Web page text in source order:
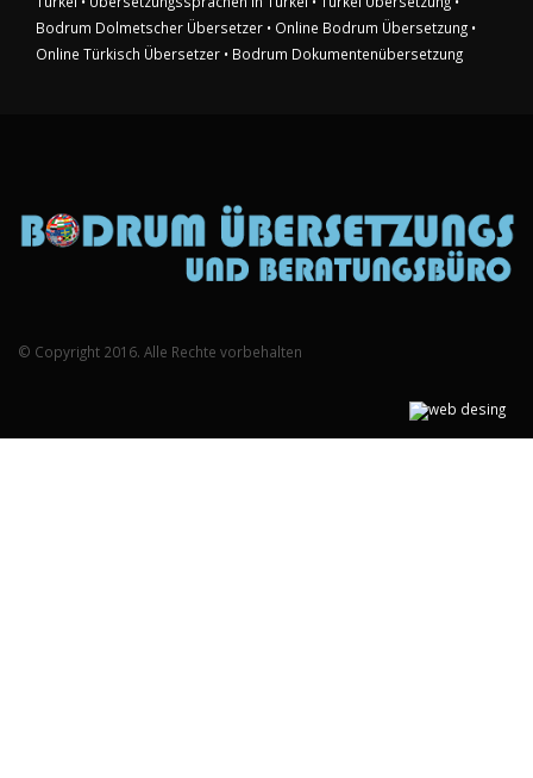
Bodrum Dolmetscher Übersetzer • Online Bodrum Übersetzung •
Online Türkisch Übersetzer • Bodrum Dokumentenübersetzung
© Copyright 2016. Alle Rechte vorbehalten